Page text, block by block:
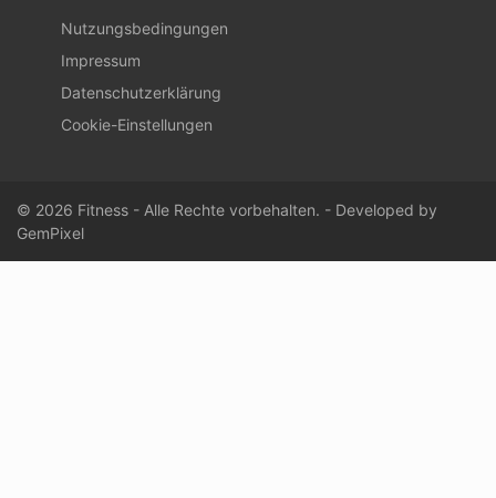
Nutzungsbedingungen
Impressum
Datenschutzerklärung
Cookie-Einstellungen
© 2026 Fitness - Alle Rechte vorbehalten. - Developed by
GemPixel